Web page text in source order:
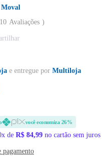
Moval
10 Avaliações
e entregue por Multiloja
você economiza 26%
de R$ 84,99 no cartão sem juros
pagamento